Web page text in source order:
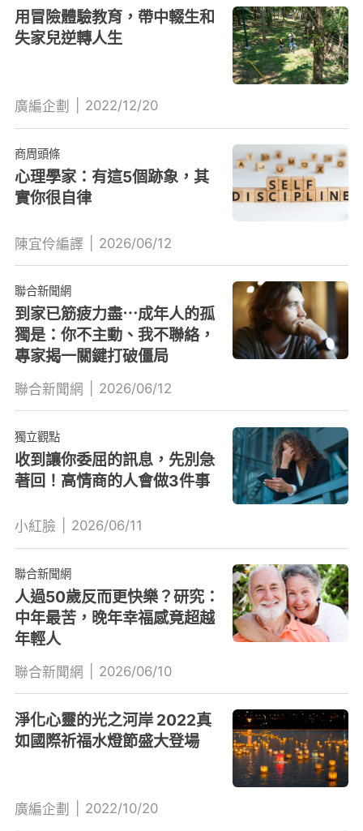
用冒險體驗教育，帶中輟生和
失家兒逆轉人生
廣編企劃 2022/12/20
商周頭條
心理學家：有這5個跡象，其
實你很自律
陳宜伶編譯 2026/06/12
聯合新聞網
到家已筋疲力盡⋯成年人的孤
獨是：你不主動、我不聯絡，
專家揭一關鍵打破僵局
聯合新聞網 2026/06/12
獨立觀點
收到讓你委屈的訊息，先別急
著回！高情商的人會做3件事
小紅臉 2026/06/11
聯合新聞網
人過50歲反而更快樂？研究：
中年最苦，晚年幸福感竟超越
年輕人
聯合新聞網 2026/06/10
淨化心靈的光之河岸 2022真
如國際祈福水燈節盛大登場
廣編企劃 2022/10/20